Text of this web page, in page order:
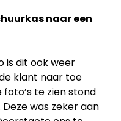
naar een
is dit ook weer
klant naar toe
te zien stond
was zeker aan